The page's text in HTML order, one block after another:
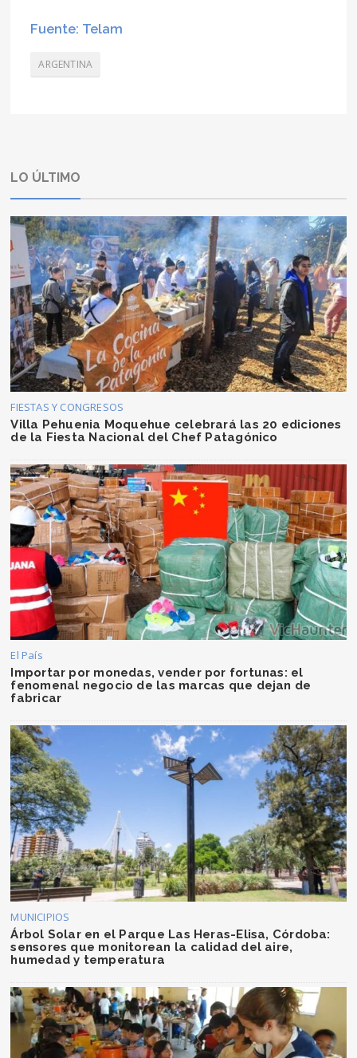
Fuente: Telam
ARGENTINA
LO ÚLTIMO
FIESTAS Y CONGRESOS
Villa Pehuenia Moquehue celebrará las 20 ediciones
de la Fiesta Nacional del Chef Patagónico
El País
Importar por monedas, vender por fortunas: el
fenomenal negocio de las marcas que dejan de
fabricar
MUNICIPIOS
Árbol Solar en el Parque Las Heras-Elisa, Córdoba:
sensores que monitorean la calidad del aire,
humedad y temperatura